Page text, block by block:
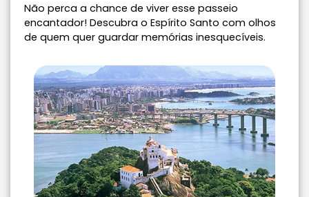
Não perca a chance de viver esse passeio
encantador! Descubra o Espírito Santo com olhos
de quem quer guardar memórias inesquecíveis.